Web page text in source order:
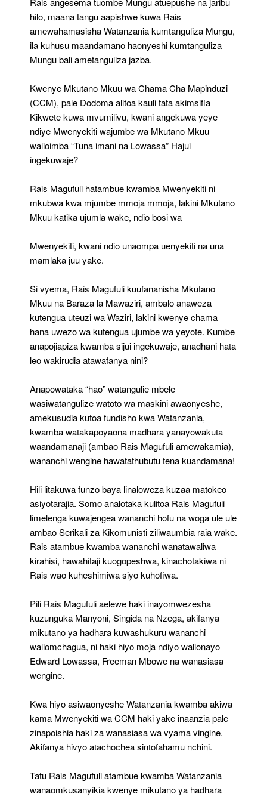
hilo, maana tangu aapishwe kuwa Rais
amewahamasisha Watanzania kumtanguliza Mungu,
ila kuhusu maandamano haonyeshi kumtanguliza
Mungu bali ametanguliza jazba.
Kwenye Mkutano Mkuu wa Chama Cha Mapinduzi
(CCM), pale Dodoma alitoa kauli tata akimsifia
Kikwete kuwa mvumilivu, kwani angekuwa yeye
ndiye Mwenyekiti wajumbe wa Mkutano Mkuu
walioimba “Tuna imani na Lowassa” Hajui
ingekuwaje?
Rais Magufuli hatambue kwamba Mwenyekiti ni
mkubwa kwa mjumbe mmoja mmoja, lakini Mkutano
Mkuu katika ujumla wake, ndio bosi wa
Mwenyekiti, kwani ndio unaompa uenyekiti na una
mamlaka juu yake.
Si vyema, Rais Magufuli kuufananisha Mkutano
Mkuu na Baraza la Mawaziri, ambalo anaweza
kutengua uteuzi wa Waziri, lakini kwenye chama
hana uwezo wa kutengua ujumbe wa yeyote. Kumbe
anapojiapiza kwamba sijui ingekuwaje, anadhani hata
leo wakirudia atawafanya nini?
Anapowataka “hao” watangulie mbele
wasiwatangulize watoto wa maskini awaonyeshe,
amekusudia kutoa fundisho kwa Watanzania,
kwamba watakapoyaona madhara yanayowakuta
waandamanaji (ambao Rais Magufuli amewakamia),
wananchi wengine hawatathubutu tena kuandamana!
Hili litakuwa funzo baya linaloweza kuzaa matokeo
asiyotarajia. Somo analotaka kulitoa Rais Magufuli
limelenga kuwajengea wananchi hofu na woga ule ule
ambao Serikali za Kikomunisti ziliwaumbia raia wake.
Rais atambue kwamba wananchi wanatawaliwa
kirahisi, hawahitaji kuogopeshwa, kinachotakiwa ni
Rais wao kuheshimiwa siyo kuhofiwa.
Pili Rais Magufuli aelewe haki inayomwezesha
kuzunguka Manyoni, Singida na Nzega, akifanya
mikutano ya hadhara kuwashukuru wananchi
waliomchagua, ni haki hiyo moja ndiyo walionayo
Edward Lowassa, Freeman Mbowe na wanasiasa
wengine.
Kwa hiyo asiwaonyeshe Watanzania kwamba akiwa
kama Mwenyekiti wa CCM haki yake inaanzia pale
zinapoishia haki za wanasiasa wa vyama vingine.
Akifanya hivyo atachochea sintofahamu nchini.
Tatu Rais Magufuli atambue kwamba Watanzania
wanaomkusanyikia kwenye mikutano ya hadhara